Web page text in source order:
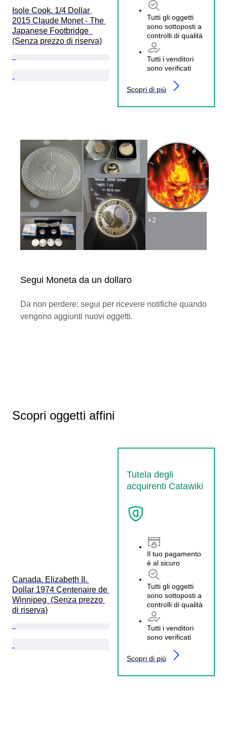
Isole Cook. 1/4 Dollar
2015 Claude Monet - The
Japanese Footbridge
(Senza prezzo di riserva)
Tutti gli oggetti
sono sottoposti a
controlli di qualità
Tutti i venditori
sono verificati
Scopri di più
Segui Moneta da un dollaro
Da non perdere: segui per ricevere notifiche quando
vengono aggiunti nuovi oggetti.
+2
Scopri oggetti affini
Tutela degli
acquirenti Catawiki
Il tuo pagamento
è al sicuro
Tutti gli oggetti
sono sottoposti a
controlli di qualità
Tutti i venditori
sono verificati
Scopri di più
Canada. Elizabeth II.
Dollar 1974 Centenaire de
Winnipeg  (Senza prezzo
di riserva)